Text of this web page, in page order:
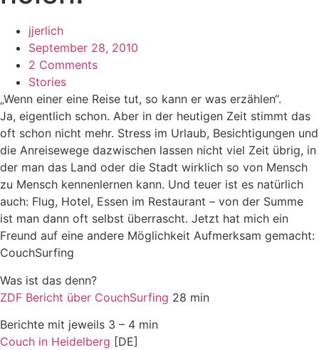
jjerlich
September 28, 2010
2 Comments
Stories
„Wenn einer eine Reise tut, so kann er was erzählen“.
Ja, eigentlich schon. Aber in der heutigen Zeit stimmt das
oft schon nicht mehr. Stress im Urlaub, Besichtigungen und
die Anreisewege dazwischen lassen nicht viel Zeit übrig, in
der man das Land oder die Stadt wirklich so von Mensch
zu Mensch kennenlernen kann. Und teuer ist es natürlich
auch: Flug, Hotel, Essen im Restaurant – von der Summe
ist man dann oft selbst überrascht. Jetzt hat mich ein
Freund auf eine andere Möglichkeit Aufmerksam gemacht:
CouchSurfing
Was ist das denn?
ZDF Bericht über CouchSurfing 28 min
Berichte mit jeweils 3 – 4 min
Couch in Heidelberg [DE]